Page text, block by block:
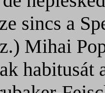
sincs a
Mihai
habitusát